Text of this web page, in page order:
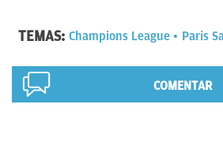
TEMAS: Champions League Paris
COMENTAR